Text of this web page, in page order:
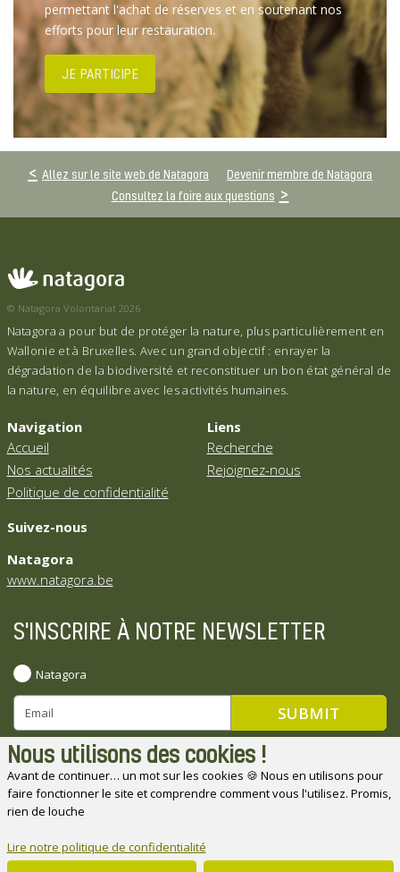
Nous utilisons des cookies !
Avant de continuer… un mot sur les cookies 🍪 Nous en utilisons pour
faire fonctionner le site et comprendre comment vous l'utilisez. Promis,
rien de louche
Lire notre politique de confidentialité
permettant l'achat de réserves et en soutenant nos
efforts pour leur restauration.
JE PARTICIPE
Allez sur le site web de Natagora
Devenir membre de Natagora
Consultez la foire aux questions
© Natagora Volontariat 2026
Natagora a pour but de protéger la nature, plus particulièrement en
Wallonie et à Bruxelles. Avec un grand objectif : enrayer la
dégradation de la biodiversité et reconstituer un bon état général de
la nature, en équilibre avec les activités humaines.
Navigation
Accueil
Nos actualités
Politique de confidentialité
Liens
Recherche
Rejoignez-nous
Suivez-nous
Natagora
www.natagora.be
S'INSCRIRE À NOTRE NEWSLETTER
Natagora
Natagora souhaite remercier ses partenaires